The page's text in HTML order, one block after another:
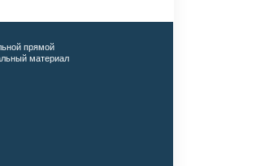
прямой
материал